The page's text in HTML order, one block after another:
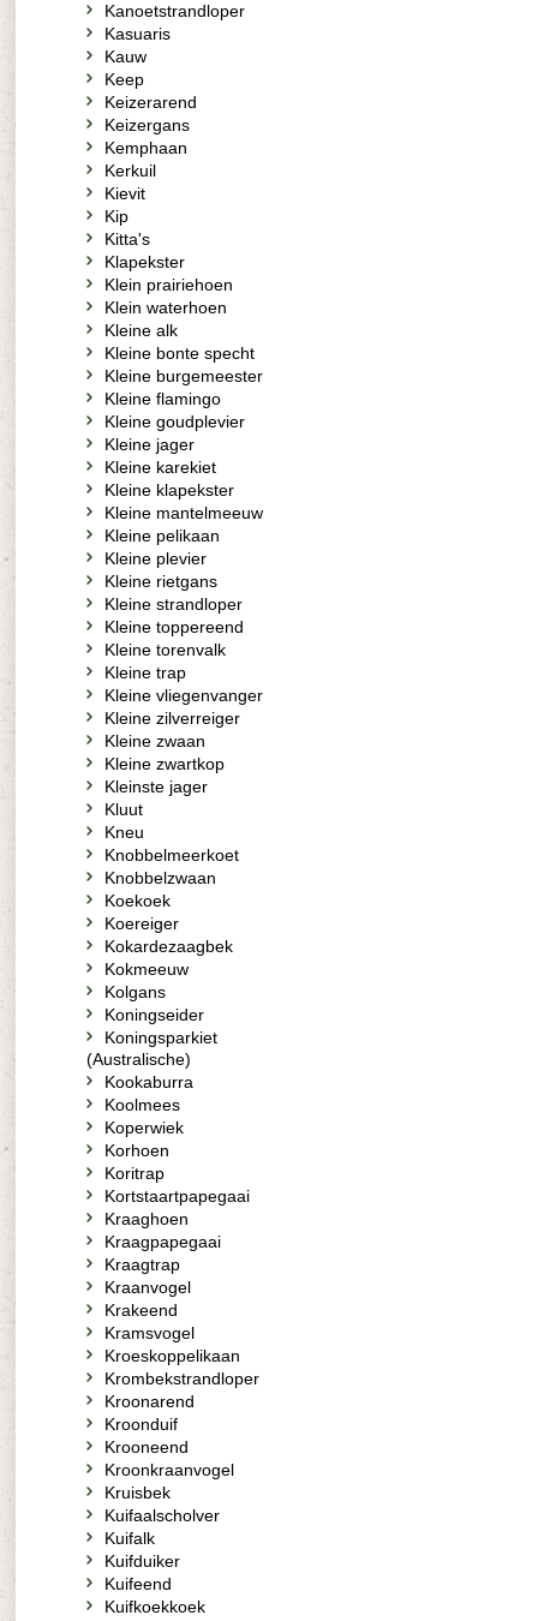
Kanoetstrandloper
Kasuaris
Kauw
Keep
Keizerarend
Keizergans
Kemphaan
Kerkuil
Kievit
Kip
Kitta's
Klapekster
Klein prairiehoen
Klein waterhoen
Kleine alk
Kleine bonte specht
Kleine burgemeester
Kleine flamingo
Kleine goudplevier
Kleine jager
Kleine karekiet
Kleine klapekster
Kleine mantelmeeuw
Kleine pelikaan
Kleine plevier
Kleine rietgans
Kleine strandloper
Kleine toppereend
Kleine torenvalk
Kleine trap
Kleine vliegenvanger
Kleine zilverreiger
Kleine zwaan
Kleine zwartkop
Kleinste jager
Kluut
Kneu
Knobbelmeerkoet
Knobbelzwaan
Koekoek
Koereiger
Kokardezaagbek
Kokmeeuw
Kolgans
Koningseider
Koningsparkiet
(Australische)
Kookaburra
Koolmees
Koperwiek
Korhoen
Koritrap
Kortstaartpapegaai
Kraaghoen
Kraagpapegaai
Kraagtrap
Kraanvogel
Krakeend
Kramsvogel
Kroeskoppelikaan
Krombekstrandloper
Kroonarend
Kroonduif
Krooneend
Kroonkraanvogel
Kruisbek
Kuifaalscholver
Kuifalk
Kuifduiker
Kuifeend
Kuifkoekkoek